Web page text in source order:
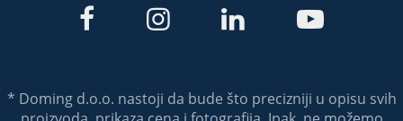
   
* Doming d.o.o. nastoji da bude što precizniji u opisu svih